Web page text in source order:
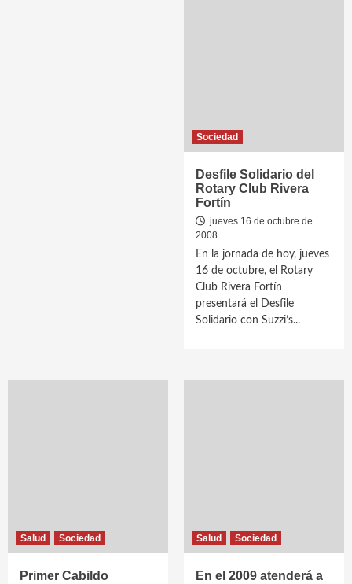
Sociedad
Desfile Solidario del
Rotary Club Rivera
Fortín
jueves 16 de octubre de
2008
En la jornada de hoy, jueves
16 de octubre, el Rotary
Club Rivera Fortín
presentará el Desfile
Solidario con Suzzi’s...
Salud Sociedad
Primer Cabildo
Salud Sociedad
En el 2009 atenderá a